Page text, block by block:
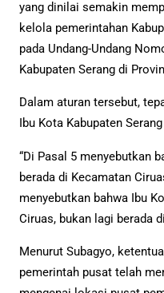
yang dinilai semakin
kelola pemerintahan
pada Undang-Undang
Kabupaten Serang di
Dalam aturan tersebut,
Ibu Kota Kabupaten
“Di Pasal 5 menyebutkan
berada di Kecamatan
menyebutkan bahwa Ibu
Ciruas, bukan lagi berada
Menurut Subagyo,
pemerintah pusat telah